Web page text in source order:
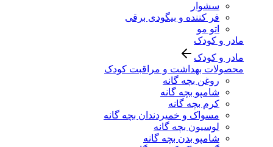
سشوار
فر کننده و بیگودی برقی
اتو مو
مادر و کودک
مادر و کودک
محصولات بهداشت و مراقبت کودک
روغن بچه گانه
شامپو بچه گانه
کرم بچه گانه
مسواک و خمیردندان بچه گانه
لوسیون بچه گانه
شامپو بدن بچه گانه